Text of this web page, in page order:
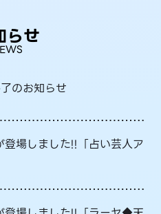
らせ
のお知らせ
場しました!!「占い芸人ア